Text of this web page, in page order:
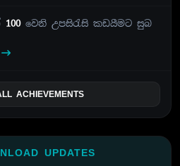
100වෙනි උපසිරැසි කඩයීමට සුබ
ACHIEVEMENTS
UPDATES